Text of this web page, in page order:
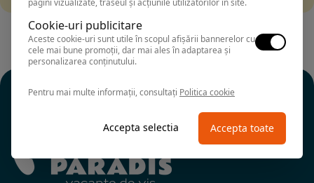
Cookie-uri publicitare
Aceste cookie-uri sunt utile în scopul afișării bannerelor cu
cele mai bune promoții, dar mai ales în adaptarea și
personalizarea conținutului.
Pentru mai multe informații, consultați Politica cookie
Accepta selectia Accepta toate